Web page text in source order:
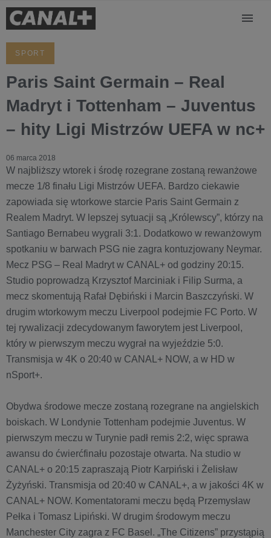
SPORT
Paris Saint Germain – Real
Madryt i Tottenham – Juventus
– hity Ligi Mistrzów UEFA w nc+
06 marca 2018
W najbliższy wtorek i środę rozegrane zostaną rewanżowe
mecze 1/8 finału Ligi Mistrzów UEFA. Bardzo ciekawie
zapowiada się wtorkowe starcie Paris Saint Germain z
Realem Madryt. W lepszej sytuacji są „Królewscy”, którzy na
Santiago Bernabeu wygrali 3:1. Dodatkowo w rewanżowym
spotkaniu w barwach PSG nie zagra kontuzjowany Neymar.
Mecz PSG – Real Madryt w CANAL+ od godziny 20:15.
Studio poprowadzą Krzysztof Marciniak i Filip Surma, a
mecz skomentują Rafał Dębiński i Marcin Baszczyński. W
drugim wtorkowym meczu Liverpool podejmie FC Porto. W
tej rywalizacji zdecydowanym faworytem jest Liverpool,
który w pierwszym meczu wygrał na wyjeździe 5:0.
Transmisja w 4K o 20:40 w CANAL+ NOW, a w HD w
nSport+.
Obydwa środowe mecze zostaną rozegrane na angielskich
boiskach. W Londynie Tottenham podejmie Juventus. W
pierwszym meczu w Turynie padł remis 2:2, więc sprawa
awansu do ćwierćfinału pozostaje otwarta. Na studio w
CANAL+ o 20:15 zapraszają Piotr Karpiński i Żelisław
Żyżyński. Transmisja od 20:40 w CANAL+, a w jakości 4K w
CANAL+ NOW. Komentatorami meczu będą Przemysław
Pełka i Tomasz Lipiński. W drugim środowym meczu
Manchester City zagra z FC Basel. „The Citizens” przystąpią